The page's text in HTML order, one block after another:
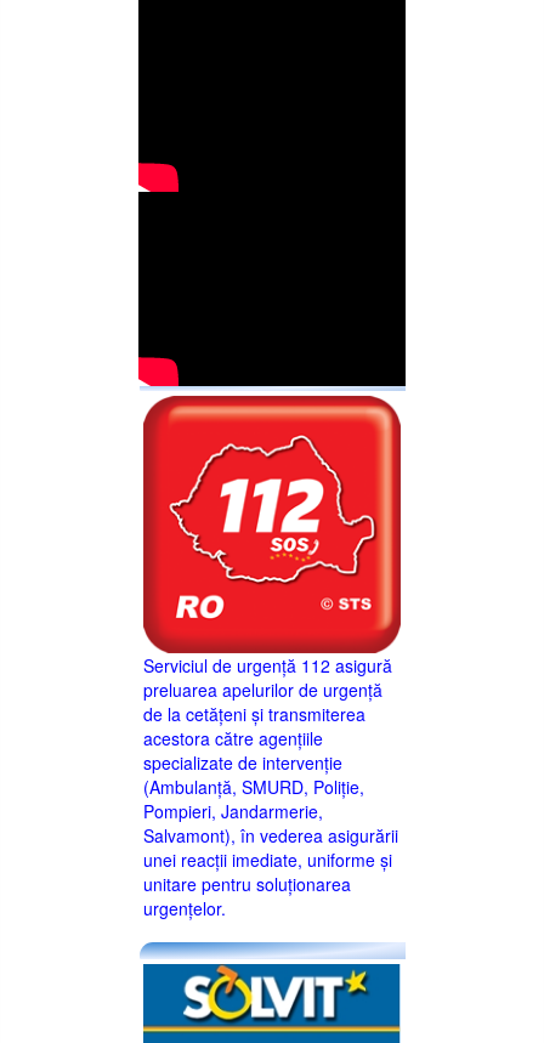
Serviciul de urgență 112 asigură
preluarea apelurilor de urgență
de la cetățeni și transmiterea
acestora către agențiile
specializate de intervenție
(Ambulanță, SMURD, Poliție,
Pompieri, Jandarmerie,
Salvamont), în vederea asigurării
unei reacții imediate, uniforme și
unitare pentru soluționarea
urgențelor.